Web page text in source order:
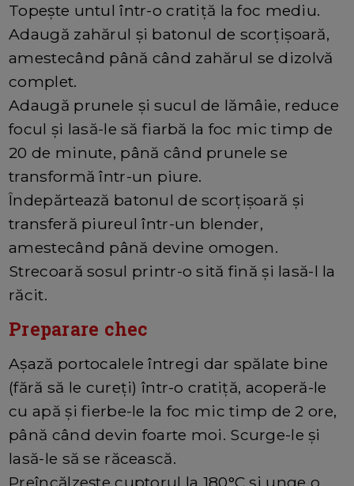
Topește untul într-o cratiță la foc mediu.
Adaugă zahărul și batonul de scorțișoară,
amestecând până când zahărul se dizolvă
complet.
Adaugă prunele și sucul de lămâie, reduce
focul și lasă-le să fiarbă la foc mic timp de
20 de minute, până când prunele se
transformă într-un piure.
Îndepărtează batonul de scorțișoară și
transferă piureul într-un blender,
amestecând până devine omogen.
Strecoară sosul printr-o sită fină și lasă-l la
răcit.
Preparare chec
Așază portocalele întregi dar spălate bine
(fără să le cureți) într-o cratiță, acoperă-le
cu apă și fierbe-le la foc mic timp de 2 ore,
până când devin foarte moi. Scurge-le și
lasă-le să se răcească.
Preîncălzește cuptorul la 180°C și unge o